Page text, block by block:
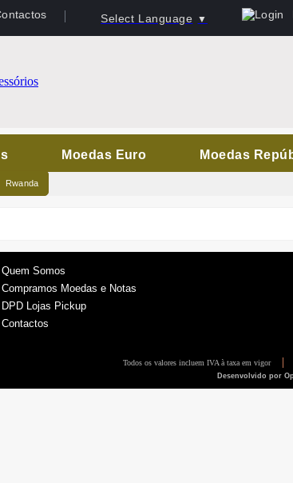
Select Language ▼
Moedas Euro Moedas
Rwanda
Quem Somos
Compramos Moedas e Notas
DPD Lojas Pickup
Contactos
Todos os valores incluem IVA à taxa em vigor
Desenvolvido por